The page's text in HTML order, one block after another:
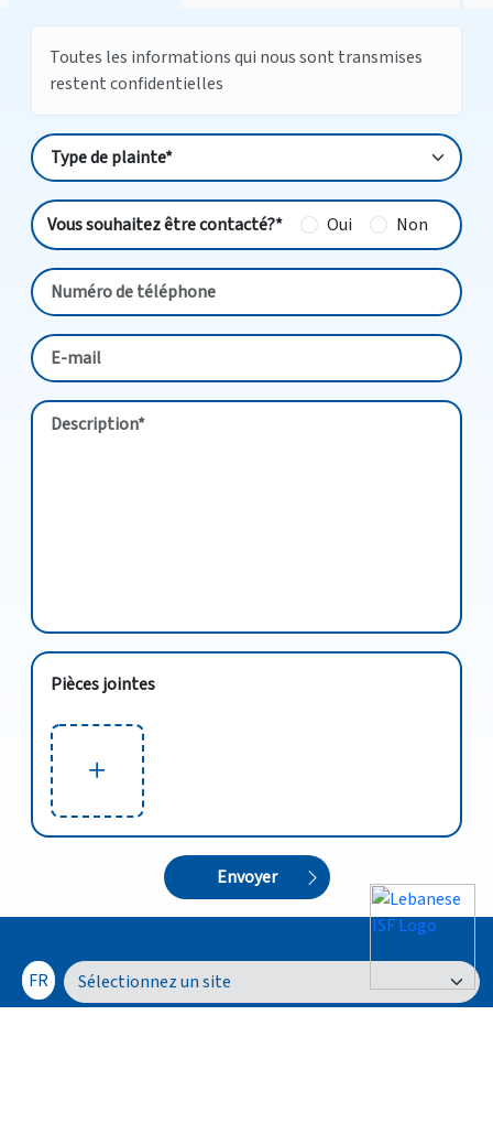
Toutes les informations qui nous sont transmises
restent confidentielles
Vous souhaitez être contacté?* Oui Non
Pièces jointes
Envoyer
FR